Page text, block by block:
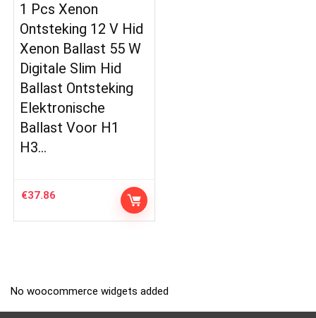
1 Pcs Xenon
Ontsteking 12 V Hid
Xenon Ballast 55 W
Digitale Slim Hid
Ballast Ontsteking
Elektronische
Ballast Voor H1
H3…
€37.86
No woocommerce widgets added